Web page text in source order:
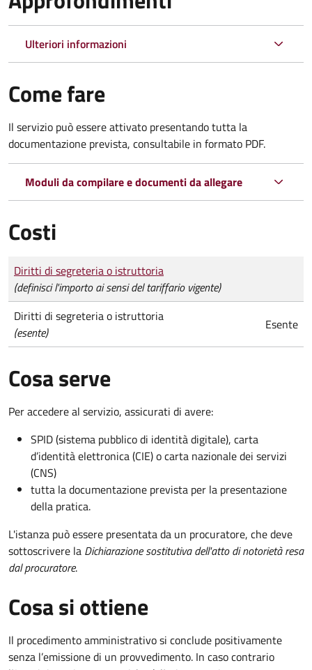
Ulteriori informazioni
Come fare
Il servizio può essere attivato presentando tutta la
documentazione prevista, consultabile in formato PDF.
Moduli da compilare e documenti da allegare
Costi
Tipo di pagamento
Importo
Diritti di segreteria o istruttoria
(definisci l'importo ai sensi del tariffario vigente)
Diritti di segreteria o istruttoria
(esente)
Esente
Cosa serve
Per accedere al servizio, assicurati di avere:
SPID (sistema pubblico di identità digitale), carta
d’identità elettronica (CIE) o carta nazionale dei servizi
(CNS)
tutta la documentazione prevista per la presentazione
della pratica.
L'istanza può essere presentata da un procuratore, che deve
sottoscrivere la Dichiarazione sostitutiva dell'atto di notorietà resa
dal procuratore.
Cosa si ottiene
Il procedimento amministrativo si conclude positivamente
senza l’emissione di un provvedimento. In caso contrario